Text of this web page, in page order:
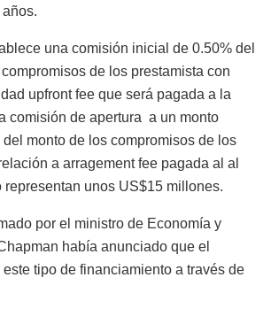
una comisión inicial de 0.50% del
de los prestamista con
upfront fee que será pagada a la
comisión de apertura a un monto
monto de los compromisos de los
a arragement fee pagada al al
representan unos US$15 millones.
por el ministro de Economía y
había anunciado que el
tipo de financiamiento a través de